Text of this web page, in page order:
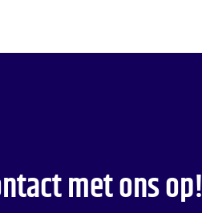
met ons op!